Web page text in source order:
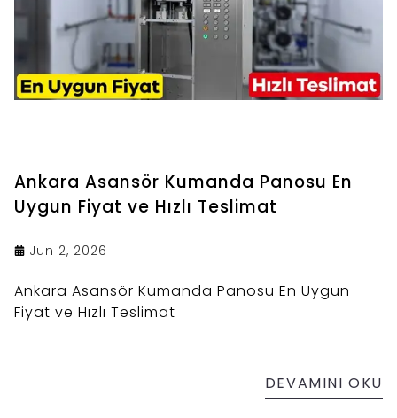
Ankara Asansör Kumanda Panosu En
Uygun Fiyat ve Hızlı Teslimat
Jun 2, 2026
Ankara Asansör Kumanda Panosu En Uygun
Fiyat ve Hızlı Teslimat
DEVAMINI OKU